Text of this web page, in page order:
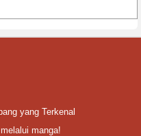
yang Terkenal
manga!